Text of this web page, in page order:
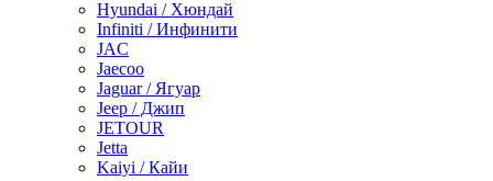
Hyundai / Хюндай
Infiniti / Инфинити
JAC
Jaecoo
Jaguar / Ягуар
Jeep / Джип
JETOUR
Jetta
Kaiyi / Кайи